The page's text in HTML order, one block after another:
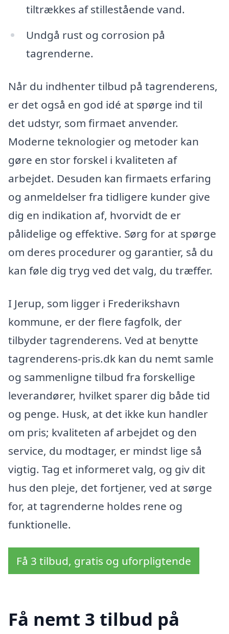
tiltrækkes af stillestående vand.
Undgå rust og corrosion på
tagrenderne.
Når du indhenter tilbud på tagrenderens,
er det også en god idé at spørge ind til
det udstyr, som firmaet anvender.
Moderne teknologier og metoder kan
gøre en stor forskel i kvaliteten af
arbejdet. Desuden kan firmaets erfaring
og anmeldelser fra tidligere kunder give
dig en indikation af, hvorvidt de er
pålidelige og effektive. Sørg for at spørge
om deres procedurer og garantier, så du
kan føle dig tryg ved det valg, du træffer.
I Jerup, som ligger i Frederikshavn
kommune, er der flere fagfolk, der
tilbyder tagrenderens. Ved at benytte
tagrenderens-pris.dk kan du nemt samle
og sammenligne tilbud fra forskellige
leverandører, hvilket sparer dig både tid
og penge. Husk, at det ikke kun handler
om pris; kvaliteten af arbejdet og den
service, du modtager, er mindst lige så
vigtig. Tag et informeret valg, og giv dit
hus den pleje, det fortjener, ved at sørge
for, at tagrenderne holdes rene og
funktionelle.
Få 3 tilbud, gratis og uforpligtende
Få nemt 3 tilbud på